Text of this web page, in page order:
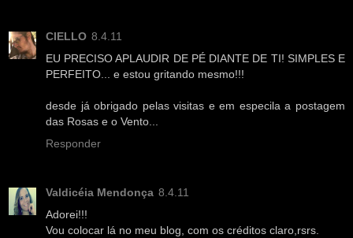
CIELLO 8.4.11
EU PRECISO APLAUDIR DE PÉ DIANTE DE TI! SIMPLES E
PERFEITO... e estou gritando mesmo!!!
desde já obrigado pelas visitas e em especila a postagem
das Rosas e o Vento...
Responder
Valdicéia Mendonça 8.4.11
Adorei!!!
Vou colocar lá no meu blog, com os créditos claro,rsrs.